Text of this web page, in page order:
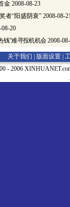
金 2008-08-23
者“阳盛阴衰” 2008-08-
08-20
钱"难寻投机机会2008-
关于我们 | 版面设置
- 2006